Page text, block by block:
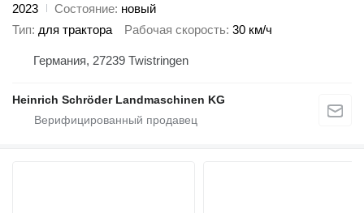
2023
Состояние новый
Тип для трактора Рабочая скорость 30 км/ч
Германия, 27239 Twistringen
Heinrich Schröder Landmaschinen KG